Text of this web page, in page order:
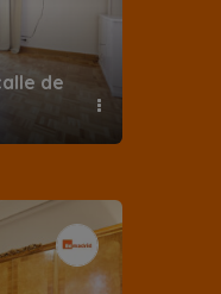
del Rey Francisco